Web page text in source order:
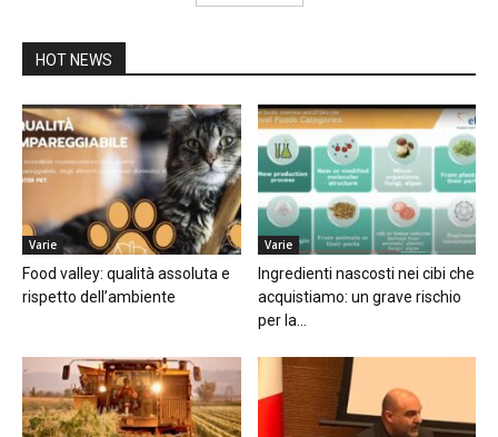
HOT NEWS
Varie
Food valley: qualità assoluta e
rispetto dell’ambiente
Varie
Ingredienti nascosti nei cibi che
acquistiamo: un grave rischio
per la...